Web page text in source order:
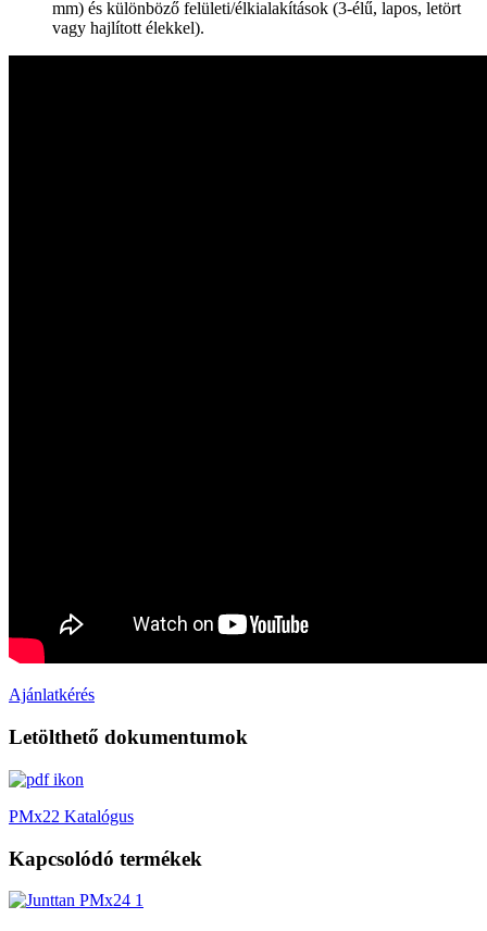
mm) és különböző felületi/élkialakítások (3-élű, lapos, letört
vagy hajlított élekkel).
Ajánlatkérés
Letölthető dokumentumok
PMx22 Katalógus
Kapcsolódó termékek